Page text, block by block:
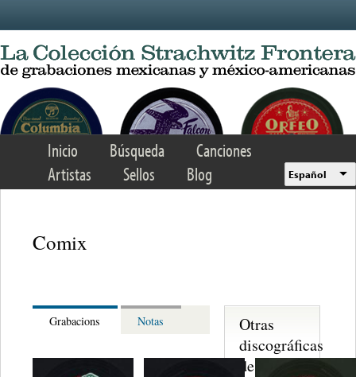
Inicio Búsqueda
Canciones
Artistas
Sellos Blog Español
Comix
Grabacions Notas
Otras
discográficas
de nota ...